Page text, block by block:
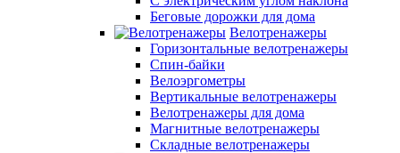
Беговые дорожки для дома
Велотренажеры
Горизонтальные велотренажеры
Спин-байки
Велоэргометры
Вертикальные велотренажеры
Велотренажеры для дома
Магнитные велотренажеры
Складные велотренажеры